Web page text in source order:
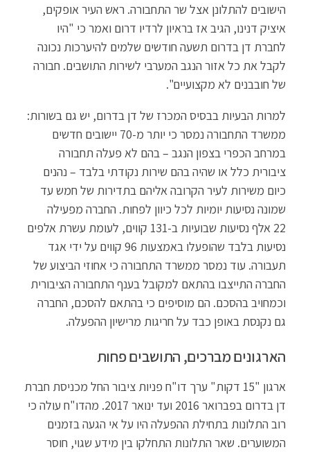
הישובים להתלונן אצל שר התחבורה. ראש העיר אופקים,
איציק דנינו, הגיב אז בראיון לרדיו דרום ואמר כי "היו
לחברת דן בדרום תשעה חודשים שלמים להיערכות נכונה
לקבל את כל אזור הנגב המערבי לשירות התושבים. חבורה
של חובבנים לא מקצועיים".
למרות הבעיות בבסיס המכרז של דן בדרום, יש גם בשורות:
ממשרד התחבורה נמסר כי יותר מ-70 יישובים חדשים
במרחב הכפרי בצפון הנגב – בהם לא פעלה תחבורה
ציבורית כלל או שהיה בהם שירות נקודתי בלבד – נהנים
כיום משירות לעיר הקרובה אליהם בתדירות של חמש עד
שמונה נסיעות יומיות לכל כיוון לפחות. החברה מפעילה
22 אלף נסיעות שבועיות ב-131 קווים, לעומת עשרת אלפים
נסיעות בלבד שהופעלו באמצעות 96 קווים על ידי אגד
תעבורה. עוד נמסר ממשרד התחבורה כי אחוזי הביצוע של
החברה התייצבו בהתאם למקובל בענף התחבורה הציבורית
וכמחויב בהסכם. הם מוסיפים כי בהתאם להסכם, החברה
גם נקנסת באופן כבד על חריגות מרישיון ההפעלה.
הארגונים מברכים, התושבים פחות
ארגון "15 דקות" ערך דו"ח פניות ציבור החל מכניסת חברת
דן בדרום בפברואר 2016 ועד ינואר 2017. מהדו"ח עולה כי
רוב התלונות בתחילת ההפעלה היו על אי הגעה בזמנים
המשוערים. שאר התלונות התחלקו בין מידע שגוי, חוסר